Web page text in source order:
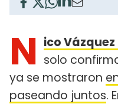
N ico Vázquez
solo
ya se mostraron
paseando juntos.